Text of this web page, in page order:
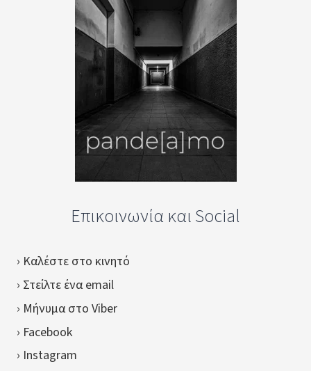
Επικοινωνία και Social
› Καλέστε στο κινητό
› Στείλτε ένα email
› Μήνυμα στο Viber
› Facebook
› Instagram